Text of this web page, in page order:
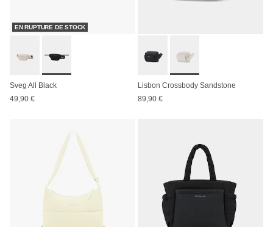
EN RUPTURE DE STOCK
Sveg All Black
49,90 €
Lisbon Crossbody Sandstone
89,90 €